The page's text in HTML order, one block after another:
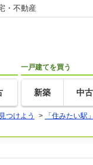
・不動産
一戸建てを買う
新築 中古
つけよう > 「住みたい駅